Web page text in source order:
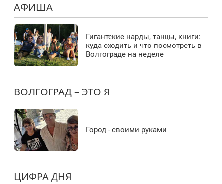
АФИША
Гигантские нарды, танцы, книги:
куда сходить и что посмотреть в
Волгограде на неделе
ВОЛГОГРАД – ЭТО Я
Город - своими руками
ЦИФРА ДНЯ